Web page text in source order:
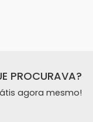
PROCURAVA?
agora mesmo!